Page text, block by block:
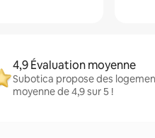
4,9 Évaluation moyenne
Subotica propose des
moyenne de 4,9 sur 5 !